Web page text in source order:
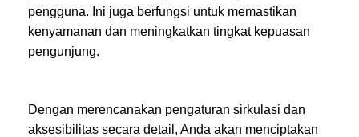
pengguna. Ini juga berfungsi untuk memastikan
kenyamanan dan meningkatkan tingkat kepuasan
pengunjung.
Dengan merencanakan pengaturan sirkulasi dan
aksesibilitas secara detail, Anda akan menciptakan